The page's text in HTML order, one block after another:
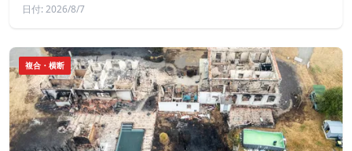
日付: 2026/8/7
複合・横断